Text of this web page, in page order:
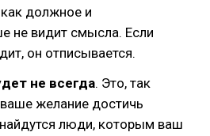
должное и
не видит смысла. Если
он отписывается.
не всегда. Это, так
желание достичь
люди, которым ваш